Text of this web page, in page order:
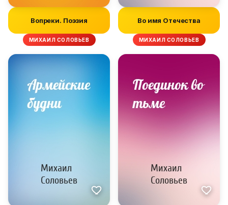
Вопреки. Поэзия
МИХАИЛ СОЛОВЬЕВ
Во имя Отечества
МИХАИЛ СОЛОВЬЕВ